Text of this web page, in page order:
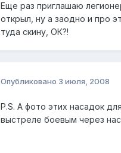
Еще раз приглашаю
открыл, ну а заодно и про
туда скину, ОК?!
Опубликовано 3 июля, 2008
P.S. А фото этих насадок
выстреле боевым через